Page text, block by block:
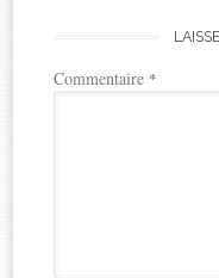
Commentaire *